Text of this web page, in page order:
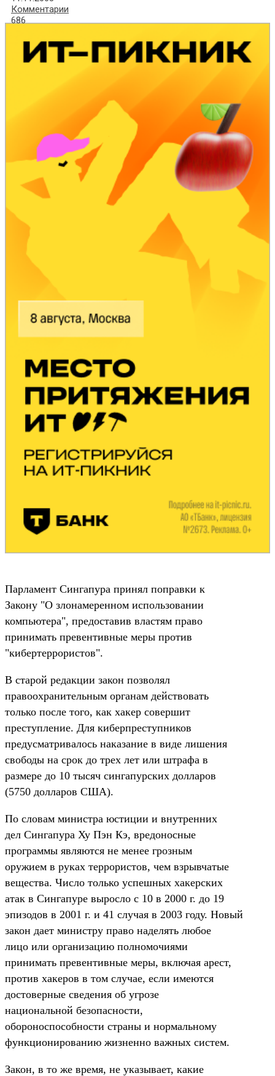
Комментарии
686
Парламент Сингапура принял поправки к
Закону "О злонамеренном использовании
компьютера", предоставив властям право
принимать превентивные меры против
"кибертеррористов".
В старой редакции закон позволял
правоохранительным органам действовать
только после того, как хакер совершит
преступление. Для киберпреступников
предусматривалось наказание в виде лишения
свободы на срок до трех лет или штрафа в
размере до 10 тысяч сингапурских долларов
(5750 долларов США).
По словам министра юстиции и внутренних
дел Сингапура Ху Пэн Кэ, вредоносные
программы являются не менее грозным
оружием в руках террористов, чем взрывчатые
вещества. Число только успешных хакерских
атак в Сингапуре выросло с 10 в 2000 г. до 19
эпизодов в 2001 г. и 41 случая в 2003 году. Новый
закон дает министру право наделять любое
лицо или организацию полномочиями
принимать превентивные меры, включая арест,
против хакеров в том случае, если имеются
достоверные сведения об угрозе
национальной безопасности,
обороноспособности страны и нормальному
функционированию жизненно важных систем.
Закон, в то же время, не указывает, какие